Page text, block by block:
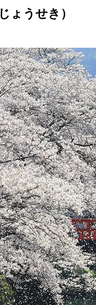
ょうせき）